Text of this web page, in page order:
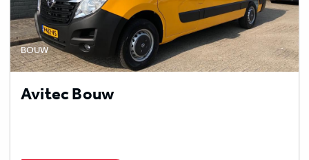
BOUW
Avitec Bouw